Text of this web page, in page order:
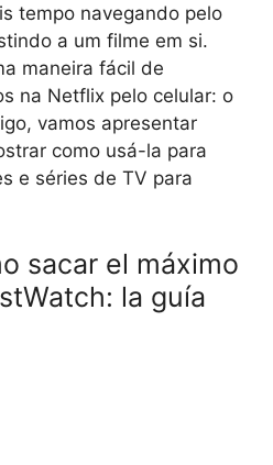
tempo navegando pelo
a um filme em si.
maneira fácil de
na Netflix pelo celular: o
vamos apresentar
como usá-la para
e séries de TV para
sacar el máximo
la guía